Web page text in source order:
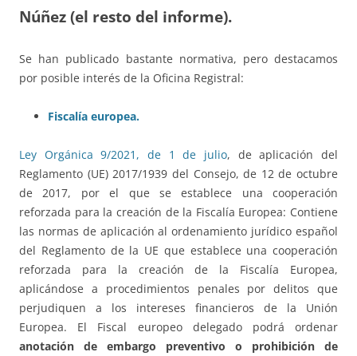
Núñez (el resto del informe).
Se han publicado bastante normativa, pero destacamos
por posible interés de la Oficina Registral:
Fiscalía europea.
Ley Orgánica 9/2021, de 1 de julio, de aplicación del
Reglamento (UE) 2017/1939 del Consejo, de 12 de octubre
de 2017, por el que se establece una cooperación
reforzada para la creación de la Fiscalía Europea: Contiene
las normas de aplicación al ordenamiento jurídico español
del Reglamento de la UE que establece una cooperación
reforzada para la creación de la Fiscalía Europea,
aplicándose a procedimientos penales por delitos que
perjudiquen a los intereses financieros de la Unión
Europea. El Fiscal europeo delegado podrá ordenar
anotación de embargo preventivo o prohibición de